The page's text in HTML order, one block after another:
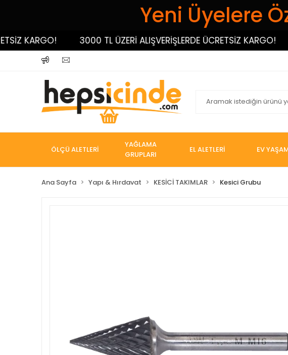
Yeni Üyelere
KARGO! 3000 TL ÜZERİ ALIŞVERİŞLERDE ÜCRETSİZ KARGO!
ÖLÇÜ ALETLERİ
YAĞLAMA
GRUPLARI
EL ALETLERİ EV
Ana Sayfa Yapı & Hırdavat KESİCİ TAKIMLAR Kesici Grubu